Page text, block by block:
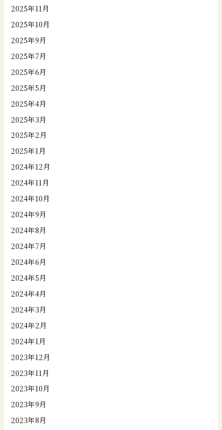
2025年11月
2025年10月
2025年9月
2025年7月
2025年6月
2025年5月
2025年4月
2025年3月
2025年2月
2025年1月
2024年12月
2024年11月
2024年10月
2024年9月
2024年8月
2024年7月
2024年6月
2024年5月
2024年4月
2024年3月
2024年2月
2024年1月
2023年12月
2023年11月
2023年10月
2023年9月
2023年8月